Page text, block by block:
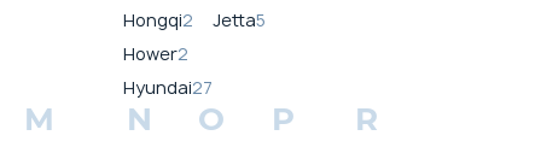
Hongqi2
Hower2
Hyundai27
Jetta5
M N O P R